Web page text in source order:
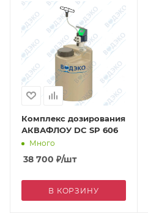
Комплекс дозирования
АКВАФЛОУ DC SP 606
Много
38 700 ₽/шт
В КОРЗИНУ